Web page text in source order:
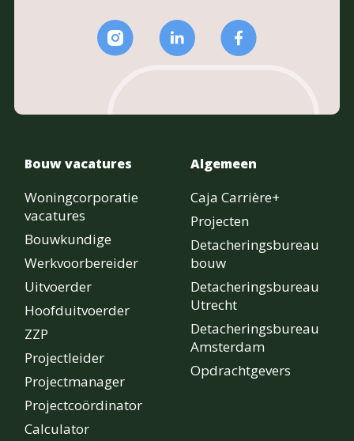
Bouw vacatures
Woningcorporatie
vacatures
Bouwkundige
Werkvoorbereider
Uitvoerder
Hoofduitvoerder
ZZP
Projectleider
Projectmanager
Projectcoördinator
Calculator
Algemeen
Caja Carrière+
Projecten
Detacheringsbureau
bouw
Detacheringsbureau
Utrecht
Detacheringsbureau
Amsterdam
Opdrachtgevers